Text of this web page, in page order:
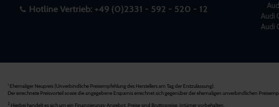
Hotline Vertrieb: +49 (0)2331 - 592 - 520 - 12
Audi
Audi
1 Ehemaliger Neupreis (Unverbindliche Preisempfehlung des Herstellers am Tag der Erstzulassung).
Der errechnete Preisvorteil sowie die angegebene Ersparnis errechnet sich gegenüber der ehemaligen unverbindlichen
2 Hierbei handelt es sich um ein Finanzierungs-Angebot. Preise sind Bruttopreise. Irrtümer vorbehalten.